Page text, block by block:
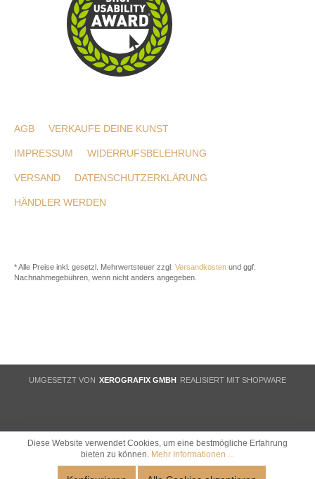
AGB VERKAUFE DEINE KUNST
IMPRESSUM WIDERRUFSBELEHRUNG
VERSAND DATENSCHUTZERKLÄRUNG
HÄNDLER WERDEN
* Alle Preise inkl. gesetzl. Mehrwertsteuer zzgl. Versandkosten und ggf.
Nachnahmegebühren, wenn nicht anders angegeben.
UMGESETZT VON XEROGRAFIX GMBH REALISIERT MIT SHOPWARE
Diese Website verwendet Cookies, um eine bestmögliche Erfahrung
bieten zu können. Mehr Informationen ...